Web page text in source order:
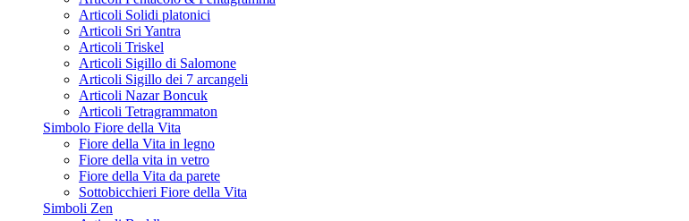
Articoli Solidi platonici
Articoli Sri Yantra
Articoli Triskel
Articoli Sigillo di Salomone
Articoli Sigillo dei 7 arcangeli
Articoli Nazar Boncuk
Articoli Tetragrammaton
Simbolo Fiore della Vita
Fiore della Vita in legno
Fiore della vita in vetro
Fiore della Vita da parete
Sottobicchieri Fiore della Vita
Simboli Zen